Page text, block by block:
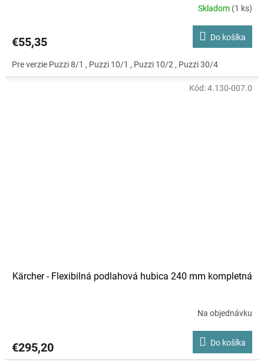
Skladom (1 ks)
€55,35 Do košíka
Pre verzie Puzzi 8/1 , Puzzi 10/1 , Puzzi 10/2 , Puzzi 30/4
Kärcher - Flexibilná podlahová hubica 240 mm kompletná
Na objednávku
€295,20 Do košíka
Kód:4.130-007.0